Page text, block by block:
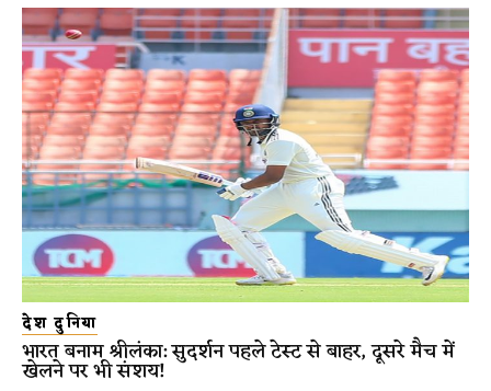
देश दुनिया
भारत बनाम श्रीलंका: सुदर्शन पहले टेस्ट से बाहर, दूसरे मैच में
खेलने पर भी संशय!